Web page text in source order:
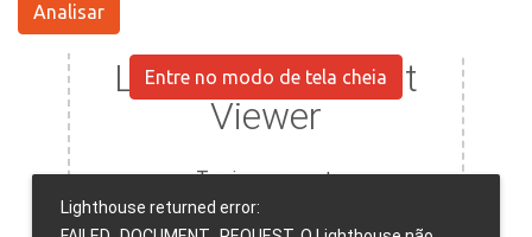
Analisar
Entre no modo de tela cheia